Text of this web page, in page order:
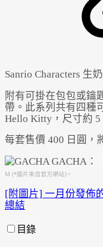
Sanrio Characters 生
附有可掛在包包或鑰
帶。此系列共有四種
Hello Kitty，尺寸約 5
每套售價 400 日圓，
M (*圖片來自官方網站)。
[附圖片] 一月份發佈
總結
目錄